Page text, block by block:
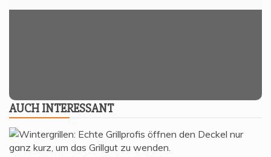
AUCH INTER­ES­SANT